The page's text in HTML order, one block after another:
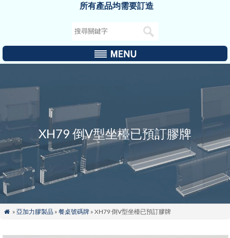
所有產品均需要訂造
XH79 倒V型坐檯已預訂膠牌
 » 亞加力膠製品» 餐桌號碼牌» XH79 倒V型坐檯已預訂膠牌